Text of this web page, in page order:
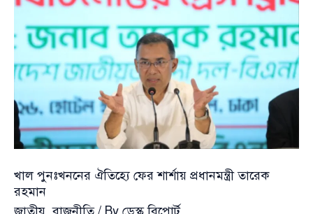
খাল
পুনঃখননের
কাজ
শুরু
তারেক
রহমান
খাল পুনঃখননের ঐতিহ্যে ফের শার্শায় প্রধানমন্ত্রী তারেক
রহমান